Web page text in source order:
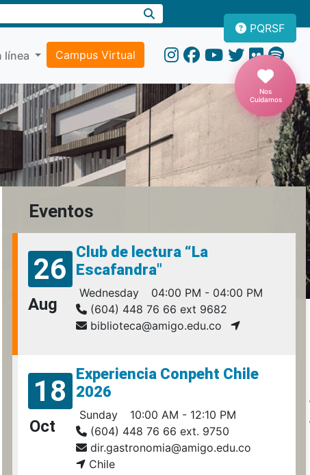
línea Campus Virtual
PQRSF
Nos
Cuidamos
Eventos
26
Aug
Club de lectura “La
Escafandra"
Wednesday
04:00 PM - 04:00 PM
(604) 448 76 66 ext 9682
biblioteca@amigo.edu.co
18
Oct
Experiencia Conpeht Chile
2026
Sunday
10:00 AM - 12:10 PM
(604) 448 76 66 ext. 9750
dir.gastronomia@amigo.edu.co
Chile